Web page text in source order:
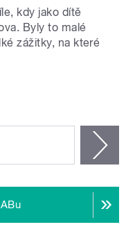
kdy jako dítě
Byly to malé
zážitky, na které